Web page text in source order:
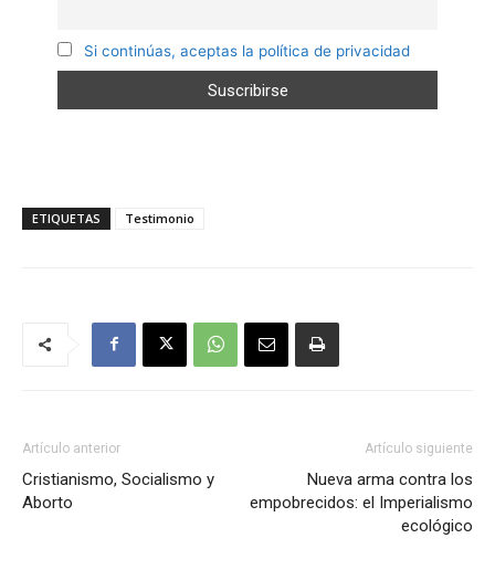
Si continúas, aceptas la política de privacidad
ETIQUETAS Testimonio
Artículo anterior
Cristianismo, Socialismo y
Aborto
Artículo siguiente
Nueva arma contra los
empobrecidos: el Imperialismo
ecológico